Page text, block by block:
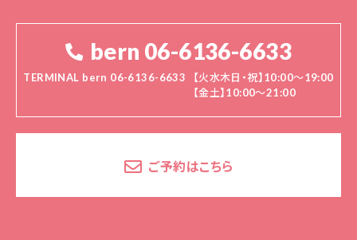
bern 06-6136-6633
TERMINAL bern 06-6136-6633
【火水木日・祝】10:00～19:00
【金土】10:00〜21:00
ご予約はこちら